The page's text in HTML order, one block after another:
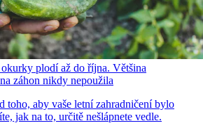
plodí až do října. Většina
záhon nikdy nepoužila
toho, aby vaše letní zahradničení bylo
jak na to, určitě nešlápnete vedle.